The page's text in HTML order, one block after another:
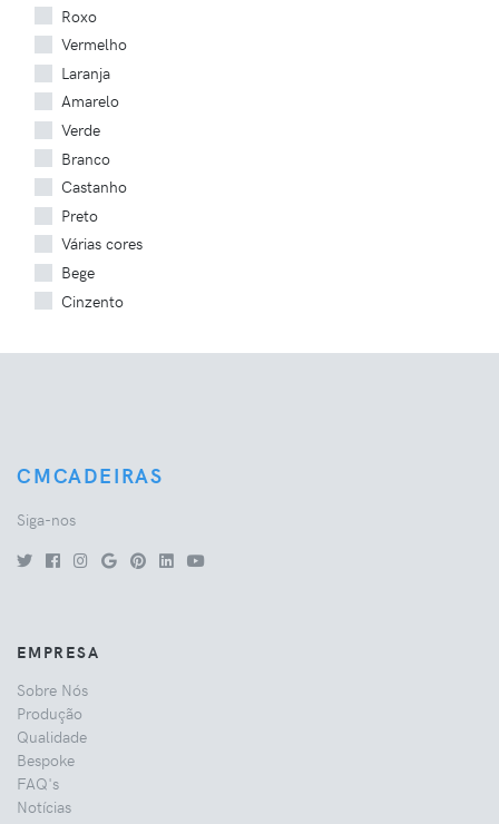
Roxo
Vermelho
Laranja
Amarelo
Verde
Branco
Castanho
Preto
Várias cores
Bege
Cinzento
CMCADEIRAS
Siga-nos
EMPRESA
Sobre Nós
Produção
Qualidade
Bespoke
FAQ's
Notícias